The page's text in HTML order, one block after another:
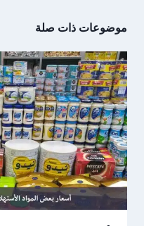
موضوعات ذات صلة